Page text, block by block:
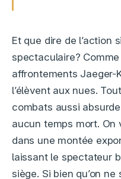
Et que dire de l’action
spectaculaire?
affrontements Jaeger-
l’élèvent aux nues.
combats aussi
aucun temps mort. On
dans une montée
laissant le spectateur
siège. Si bien qu’on